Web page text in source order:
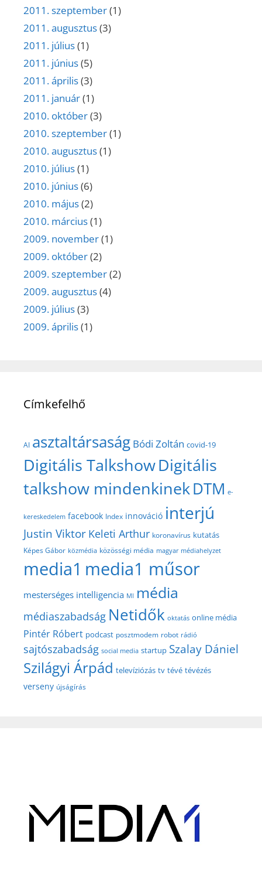
2011. szeptember(1)
2011. augusztus(3)
2011. július(1)
2011. június(5)
2011. április(3)
2011. január(1)
2010. október(3)
2010. szeptember(1)
2010. augusztus(1)
2010. július(1)
2010. június(6)
2010. május(2)
2010. március(1)
2009. november(1)
2009. október(2)
2009. szeptember(2)
2009. augusztus(4)
2009. július(3)
2009. április(1)
Címkefelhő
AI asztaltársaság Bódi Zoltán covid-19
Digitális TalkshowDigitális
talkshow mindenkinekDTM e-
kereskedelem facebook Index innováció interjú
Justin Viktor Keleti Arthur koronavírus kutatás
Képes Gábor közmédia közösségi média magyar médiahelyzet
media1 media1 műsor
mesterséges intelligencia MI média
médiaszabadság Netidők oktatás online média
Pintér Róbert podcast posztmodem robot rádió
sajtószabadság social media startup Szalay Dániel
Szilágyi Árpád televíziózás tv tévé tévézés
verseny újságírás